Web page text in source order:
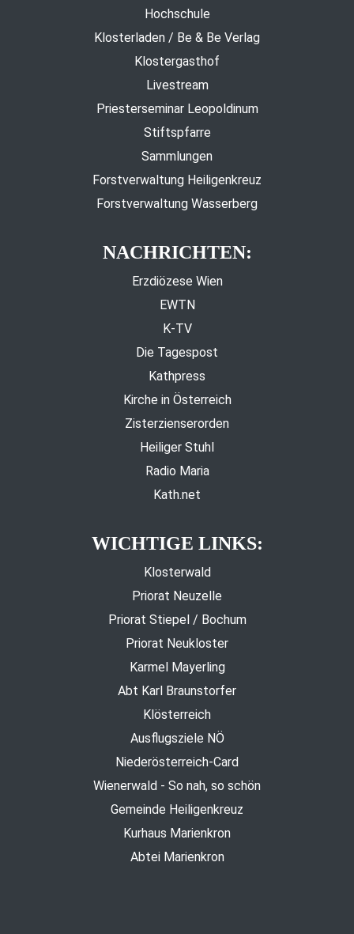
Hochschule
Klosterladen / Be & Be Verlag
Klostergasthof
Livestream
Priesterseminar Leopoldinum
Stiftspfarre
Sammlungen
Forstverwaltung Heiligenkreuz
Forstverwaltung Wasserberg
NACHRICHTEN:
Erzdiözese Wien
EWTN
K-TV
Die Tagespost
Kathpress
Kirche in Österreich
Zisterzienserorden
Heiliger Stuhl
Radio Maria
Kath.net
WICHTIGE LINKS:
Klosterwald
Priorat Neuzelle
Priorat Stiepel / Bochum
Priorat Neukloster
Karmel Mayerling
Abt Karl Braunstorfer
Klösterreich
Ausflugsziele NÖ
Niederösterreich-Card
Wienerwald - So nah, so schön
Gemeinde Heiligenkreuz
Kurhaus Marienkron
Abtei Marienkron